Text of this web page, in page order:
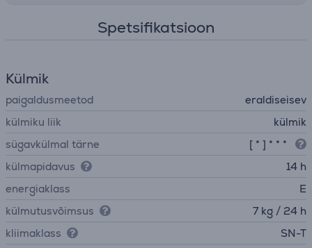
Spetsifikatsioon
Külmik
paigaldusmeetod
eraldiseisev
külmiku liik
külmik
sügavkülmal tärne
[ * ] * * *
külmapidavus
14 h
energiaklass
E
külmutusvõimsus
7 kg / 24 h
kliimaklass
SN-T